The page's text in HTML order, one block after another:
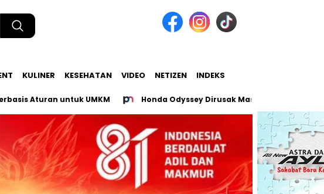
KULINER KESEHATAN VIDEO NETIZEN INDEKS
untuk UMKM Honda Odyssey Dirusak Massa di Cengkareng,